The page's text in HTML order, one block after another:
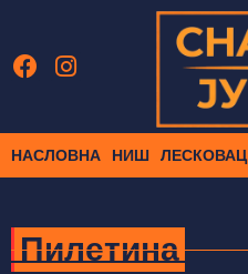
НАСЛОВНА НИШ ЛЕСКОВАЦ
Пилетина